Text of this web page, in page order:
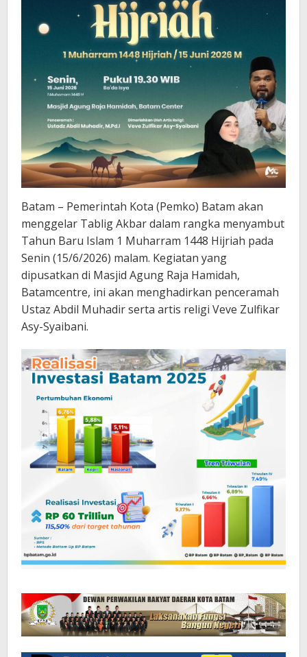
Batam – Pemerintah Kota (Pemko) Batam akan
menggelar Tablig Akbar dalam rangka menyambut
Tahun Baru Islam 1 Muharram 1448 Hijriah pada
Senin (15/6/2026) malam. Kegiatan yang
dipusatkan di Masjid Agung Raja Hamidah,
Batamcentre, ini akan menghadirkan penceramah
Ustaz Abdil Muhadir serta artis religi Veve Zulfikar
Asy-Syaibani.